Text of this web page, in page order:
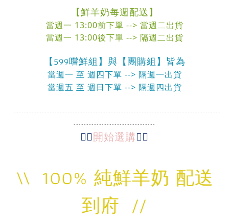
【鮮羊奶每週配送】
當週一 13:00前下單 --> 當週二出貨
當週一 13:00後下單 --> 隔週二出貨
【599嚐鮮組】與【團購組】皆為
當週一 至 週四下單 --> 隔週一出貨
當週五 至 週日下單 --> 隔週四出貨
---------------------------------------------------------------------------------
--------------------------------
👇🏻開始選購👇🏻
\\ 100% 純鮮羊奶 配送
到府 //